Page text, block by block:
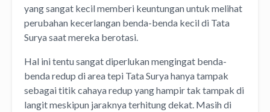
yang sangat kecil memberi keuntungan untuk melihat
perubahan kecerlangan benda-benda kecil di Tata
Surya saat mereka berotasi.
Hal ini tentu sangat diperlukan mengingat benda-
benda redup di area tepi Tata Surya hanya tampak
sebagai titik cahaya redup yang hampir tak tampak di
langit meskipun jaraknya terhitung dekat. Masih di